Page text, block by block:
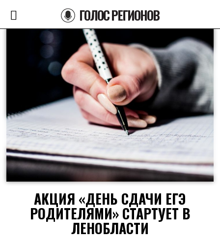
ГОЛОС РЕГИОНОВ
АКЦИЯ «ДЕНЬ СДАЧИ ЕГЭ
РОДИТЕЛЯМИ» СТАРТУЕТ В
ЛЕНОБЛАСТИ